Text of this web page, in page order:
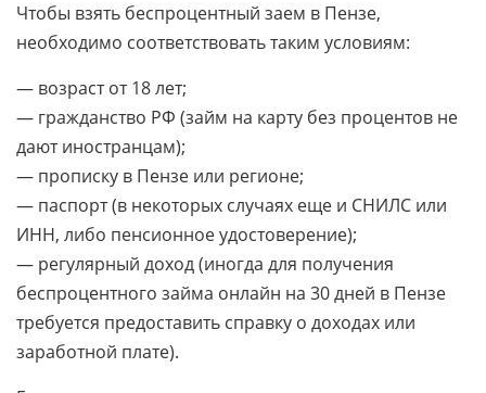
Чтобы взять беспроцентный заем в Пензе,
необходимо соответствовать таким условиям:
— возраст от 18 лет;
— гражданство РФ (займ на карту без процентов не
дают иностранцам);
— прописку в Пензе или регионе;
— паспорт (в некоторых случаях еще и СНИЛС или
ИНН, либо пенсионное удостоверение);
— регулярный доход (иногда для получения
беспроцентного займа онлайн на 30 дней в Пензе
требуется предоставить справку о доходах или
заработной плате).